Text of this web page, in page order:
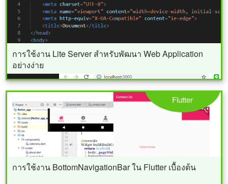
การใช้งาน Lite Server สำหรับพัฒนา Web Application
อย่างง่าย
การใช้งาน BottomNavigationBar ใน Flutter เบื้องต้น
Flutter